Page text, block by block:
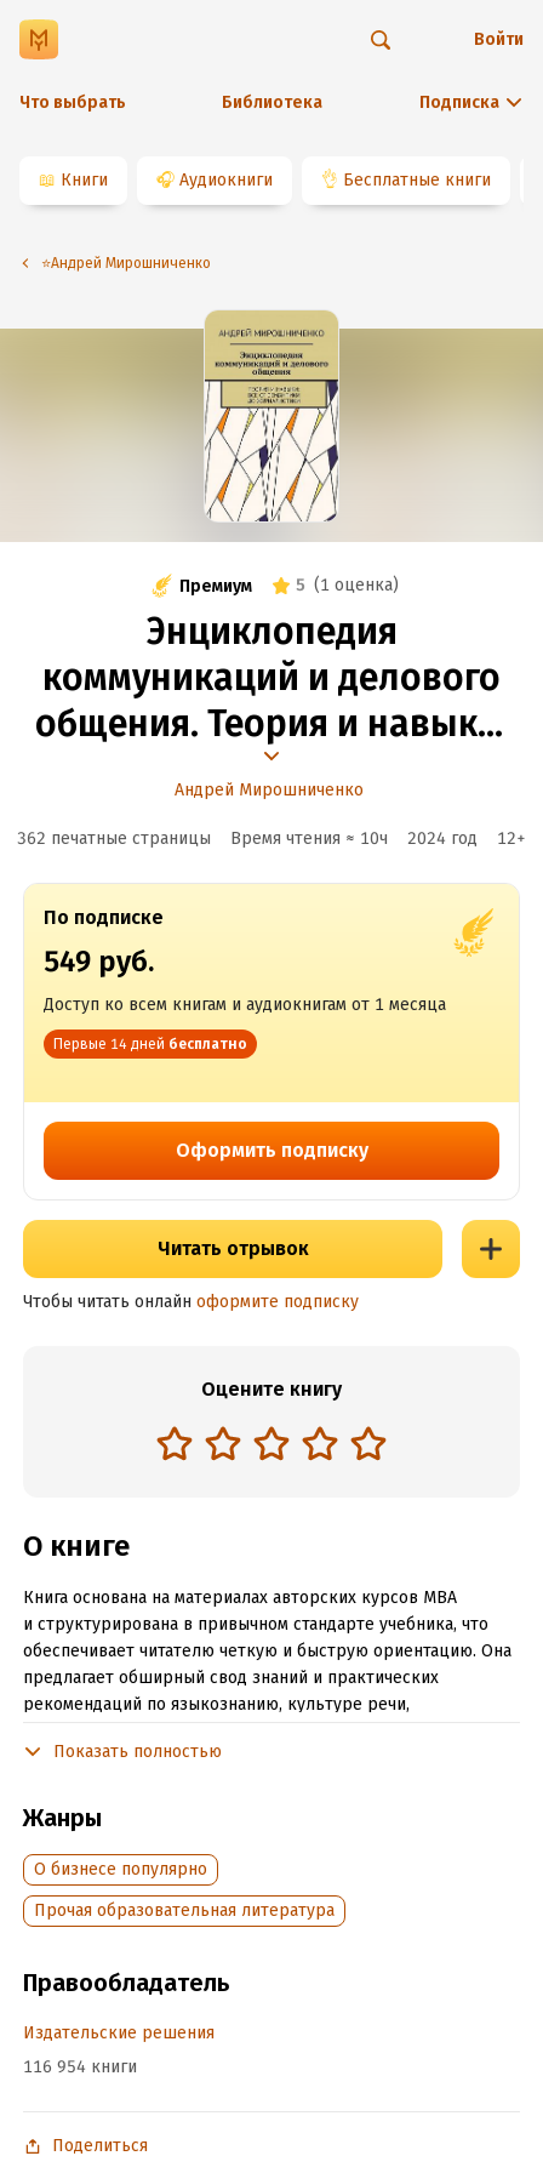
Что выбрать Библиотека Подписка
Войти
📖 Книги 🎧 Аудиокниги 👌 Бесплатные книги
⭐️Андрей Мирошниченко
Премиум 5 (1 оценка)
Энциклопедия
коммуникаций и делового
общения. Теория и навыки:
всё от семантики
Андрей Мирошниченко
362 печатные страницы Время чтения ≈ 10ч 2024 год 12+
По подписке
549 руб.
Доступ ко всем книгам и аудиокнигам от 1 месяца
Первые 14 дней бесплатно
Оформить подписку
Читать отрывок
Чтобы читать онлайн оформите подписку
Оцените книгу
О книге
Книга основана на материалах авторских курсов MBA
и структурирована в привычном стандарте учебника, что
обеспечивает читателю четкую и быструю ориентацию. Она
предлагает обширный свод знаний и практических
рекомендаций по языкознанию, культуре речи,
современному менеджеру и деловому человеку для
Адресована менеджерам, бизнесменам, маркетологам,
пресс-секретарям, студентам деловых специальностей.
Подробная информация
Год издания:2024
ISBN (EAN):
9785449880260
Время на чтение:
Показать полностью
Жанры
О бизнесе популярно
Прочая образовательная литература
Правообладатель
Издательские решения
116 954 книги
Поделиться